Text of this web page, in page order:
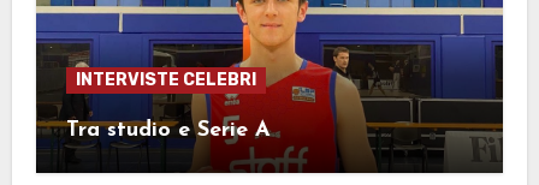
INTERVISTE CELEBRI
Tra studio e Serie A